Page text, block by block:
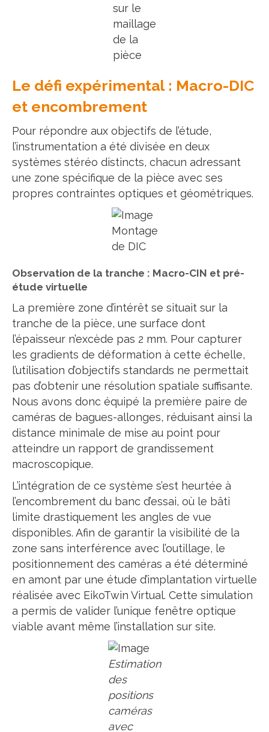
sur le
maillage
de la
pièce
Le défi expérimental : Macro-DIC
et encombrement
Pour répondre aux objectifs de l’étude,
l’instrumentation a été divisée en deux
systèmes stéréo distincts, chacun adressant
une zone spécifique de la pièce avec ses
propres contraintes optiques et géométriques.
Montage
de DIC
Observation de la tranche : Macro-CIN et pré-
étude virtuelle
La première zone d’intérêt se situait sur la
tranche de la pièce, une surface dont
l’épaisseur n’excède pas 2 mm. Pour capturer
les gradients de déformation à cette échelle,
l’utilisation d’objectifs standards ne permettait
pas d’obtenir une résolution spatiale suffisante.
Nous avons donc équipé la première paire de
caméras de bagues-allonges, réduisant ainsi la
distance minimale de mise au point pour
atteindre un rapport de grandissement
macroscopique.
L’intégration de ce système s’est heurtée à
l’encombrement du banc d’essai, où le bâti
limite drastiquement les angles de vue
disponibles. Afin de garantir la visibilité de la
zone sans interférence avec l’outillage, le
positionnement des caméras a été déterminé
en amont par une étude d’implantation virtuelle
réalisée avec EikoTwin Virtual. Cette simulation
a permis de valider l’unique fenêtre optique
viable avant même l’installation sur site.
Estimation
des
positions
caméras
avec